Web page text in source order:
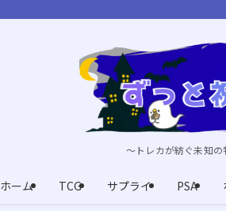
～トレカが紡ぐ未知
ホーム TCG サプライ PSA